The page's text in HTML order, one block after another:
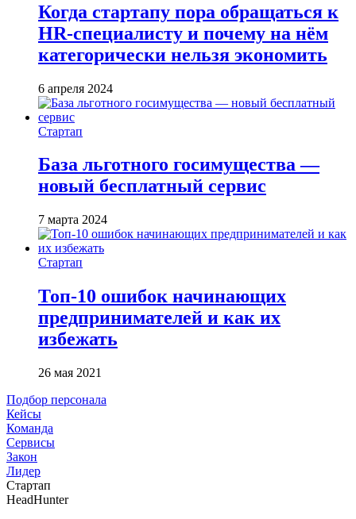
Когда стартапу пора обращаться к
HR-специалисту и почему на нём
категорически нельзя экономить
6 апреля 2024
Стартап
База льготного госимущества —
новый бесплатный сервис
7 марта 2024
Стартап
Топ-10 ошибок начинающих
предпринимателей и как их
избежать
26 мая 2021
Подбор персонала
Кейсы
Команда
Сервисы
Закон
Лидер
Стартап
HeadHunter